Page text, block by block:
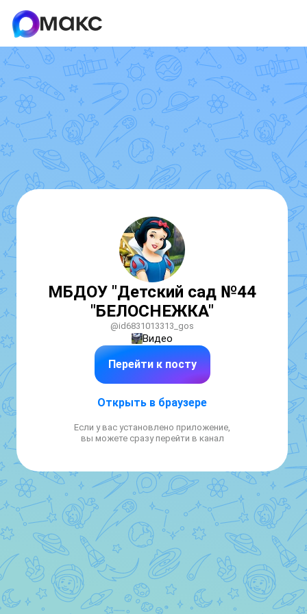
МБДОУ "Детский сад №44
"БЕЛОСНЕЖКА"
@id6831013313_gos
Видео
Перейти к посту
Открыть в браузере
Если у вас установлено приложение,
вы можете сразу перейти в канал